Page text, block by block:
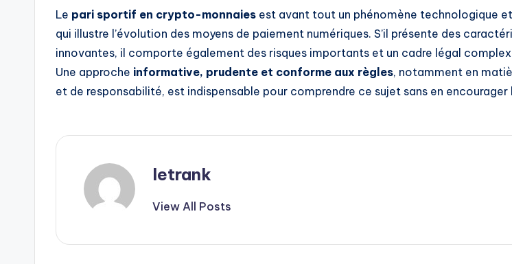
Le pari sportif en crypto-monnaies est avant tout un phénomène technologique
qui illustre l’évolution des moyens de paiement numériques. S’il présente des
innovantes, il comporte également des risques importants et un cadre légal
Une approche informative, prudente et conforme aux règles, notamment en
et de responsabilité, est indispensable pour comprendre ce sujet sans en encourager
letrank
View All Posts